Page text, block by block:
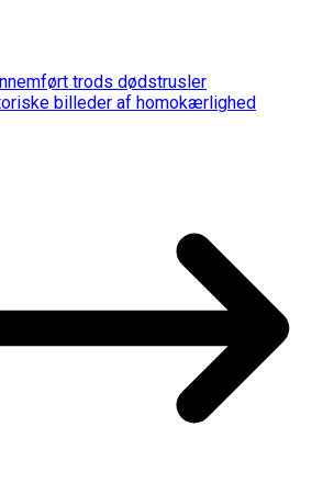
trods dødstrusler
billeder af homokærlighed